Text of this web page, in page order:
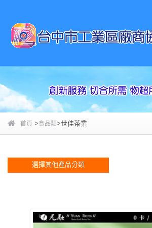
首頁 >食品類>世佳茶業
選擇其他產品分類